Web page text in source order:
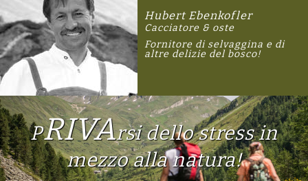
Hubert Ebenkofler
Cacciatore & oste
Fornitore di selvaggina e di
altre delizie del bosco!
PRIVArsi dello stress in
mezzo alla natura!